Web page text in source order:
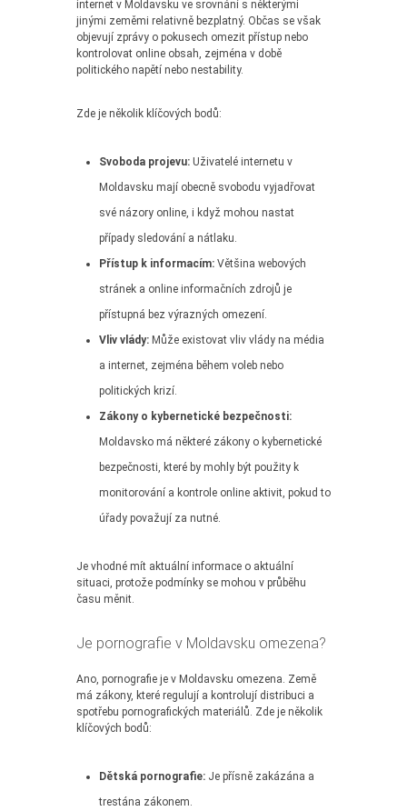
internet v Moldavsku ve srovnání s některými
jinými zeměmi relativně bezplatný. Občas se však
objevují zprávy o pokusech omezit přístup nebo
kontrolovat online obsah, zejména v době
politického napětí nebo nestability.
Zde je několik klíčových bodů:
Svoboda projevu: Uživatelé internetu v
Moldavsku mají obecně svobodu vyjadřovat
své názory online, i když mohou nastat
případy sledování a nátlaku.
Přístup k informacím: Většina webových
stránek a online informačních zdrojů je
přístupná bez výrazných omezení.
Vliv vlády: Může existovat vliv vlády na média
a internet, zejména během voleb nebo
politických krizí.
Zákony o kybernetické bezpečnosti:
Moldavsko má některé zákony o kybernetické
bezpečnosti, které by mohly být použity k
monitorování a kontrole online aktivit, pokud to
úřady považují za nutné.
Je vhodné mít aktuální informace o aktuální
situaci, protože podmínky se mohou v průběhu
času měnit.
Je pornografie v Moldavsku omezena?
Ano, pornografie je v Moldavsku omezena. Země
má zákony, které regulují a kontrolují distribuci a
spotřebu pornografických materiálů. Zde je několik
klíčových bodů:
Dětská pornografie: Je přísně zakázána a
trestána zákonem.